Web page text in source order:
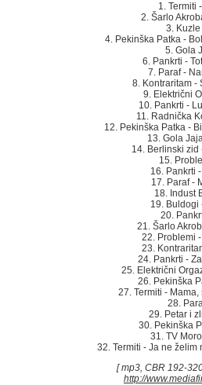
1. Termiti
2. Šarlo
3.
4. Pekinška Patka -
5. Gola
6. Pankrti -
7. Paraf -
8. Kontraritam -
9. Električni
10. Pankrti -
11. Radnička
12. Pekinška Patka -
13. Gola
14. Berlinski zid
15.
16. Pankrti
17. Paraf -
18. Indust
19. Buldogi
20.
21. Šarlo
22. Problemi
23.
24. Pankrti -
25. Električni
26. Pekinška
27. Termiti -
28.
29. Petar i
30. Pekinška
31. TV
32. Termiti - Ja ne
[ mp3, CBR 192-
http://